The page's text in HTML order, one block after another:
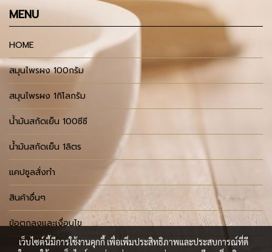
MENU
HOME
สมุนไพรผง 100กรัม
สมุนไพรผง 1กิโลกรัม
น้ำมันสกัดเย็น 100ซีซี
น้ำมันสกัดเย็น 1ลิตร
แคปซูลสั่งทำ
สินค้าอื่นๆ
ข้อตกลงและเงื่อนไข
เว็บไซต์นี้มีการใช้งานคุกกี้ เพื่อเพิ่มประสิทธิภาพและประสบการณ์ที่ดี